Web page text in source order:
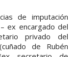
de imputación
ex encargado del
privado del
de Rubén